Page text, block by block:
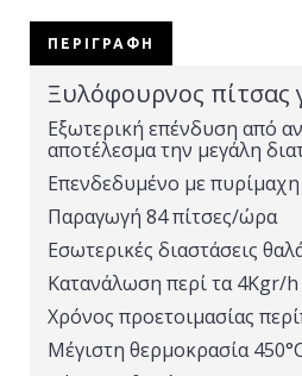
ΠΕΡΙΓΡΑΦΉ
Ξυλόφουρνος πίτσας
Εξωτερική επένδυση από
αποτέλεσμα την μεγάλη
Επενδεδυμένο με
Παραγωγή 84 πίτσες/ώρα
Εσωτερικές διαστάσεις
Κατανάλωση περί τα 4Kgr/h
Χρόνος προετοιμασίας
Μέγιστη θερμοκρασία